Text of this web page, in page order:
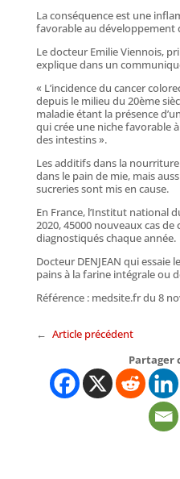
La conséquence est une
favorable au développement
Le docteur Emilie Viennois,
explique dans un
« L’incidence du cancer
depuis le milieu du 20ème
maladie étant la présence
qui crée une niche favorable
des intestins ».
Les additifs dans la
dans le pain de mie, mais
sucreries sont mis en cause.
En France, l’Institut national
2020, 45000 nouveaux cas
diagnostiqués chaque année.
Docteur DENJEAN qui essaie
pains à la farine intégrale ou
Référence : medsite.fr du 8
← Article précédent
Partager